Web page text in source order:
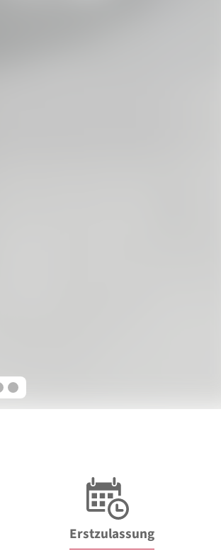
Erstzulassung